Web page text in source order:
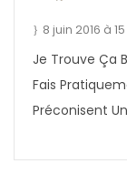
8 juin 2016 à
Je Trouve Ça
Fais
Préconisent